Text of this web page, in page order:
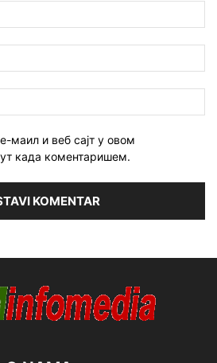
маил и веб сајт у овом
када коментаришем.